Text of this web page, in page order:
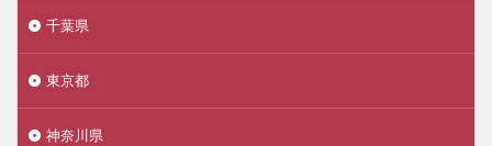
千葉県
東京都
神奈川県